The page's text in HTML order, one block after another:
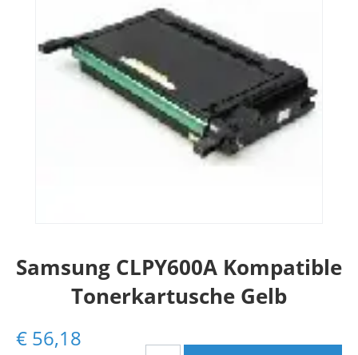
Samsung CLPY600A Kompatible
Tonerkartusche Gelb
€ 56,18